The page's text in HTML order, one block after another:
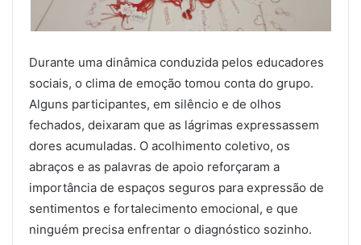
Durante uma dinâmica conduzida pelos educadores
sociais, o clima de emoção tomou conta do grupo.
Alguns participantes, em silêncio e de olhos
fechados, deixaram que as lágrimas expressassem
dores acumuladas. O acolhimento coletivo, os
abraços e as palavras de apoio reforçaram a
importância de espaços seguros para expressão de
sentimentos e fortalecimento emocional, e que
ninguém precisa enfrentar o diagnóstico sozinho.